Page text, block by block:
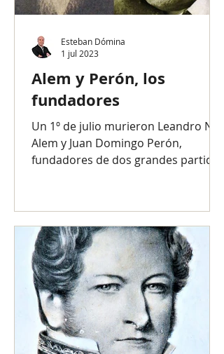
Alem y Perón, los
fundadores
Un 1º de julio murieron Leandro N.
Alem y Juan Domingo Perón,
fundadores de dos grandes partidos
Esteban Dómina
1 jul 2023